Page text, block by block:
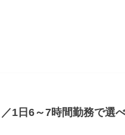
1日6～7時間勤務で選